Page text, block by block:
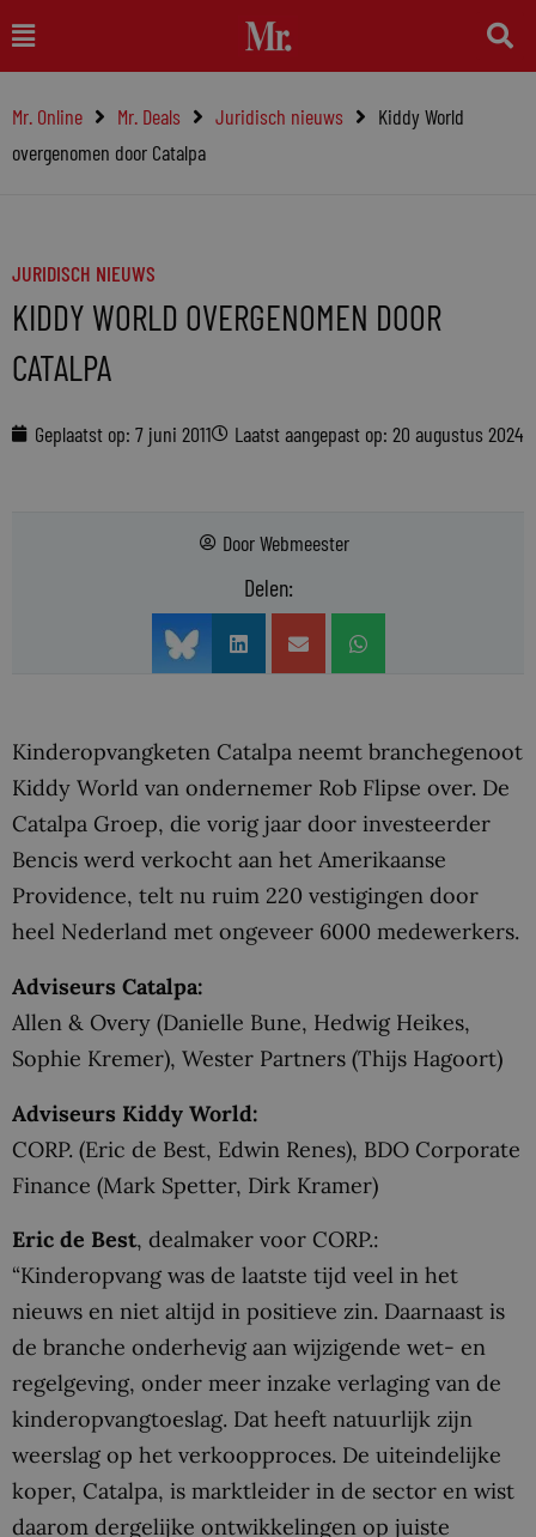
naar
inhoud
Main
Menu
Mr. Online Mr. Deals Juridisch nieuws
Kiddy World
overgenomen door Catalpa
JURIDISCH NIEUWS
KIDDY WORLD OVERGENOMEN DOOR
CATALPA
Geplaatst op: 7 juni 2011 Laatst aangepast op: 20 augustus 2024
DoorWebmeester
Delen:
Kinderopvangketen Catalpa neemt branchegenoot
Kiddy World van ondernemer Rob Flipse over. De
Catalpa Groep, die vorig jaar door investeerder
Bencis werd verkocht aan het Amerikaanse
Providence, telt nu ruim 220 vestigingen door
heel Nederland met ongeveer 6000 medewerkers.
Adviseurs Catalpa:
Allen & Overy (Danielle Bune, Hedwig Heikes,
Sophie Kremer), Wester Partners (Thijs Hagoort)
Adviseurs Kiddy World:
CORP. (Eric de Best, Edwin Renes), BDO Corporate
Finance (Mark Spetter, Dirk Kramer)
Eric de Best, dealmaker voor CORP.:
“Kinderopvang was de laatste tijd veel in het
nieuws en niet altijd in positieve zin. Daarnaast is
de branche onderhevig aan wijzigende wet- en
regelgeving, onder meer inzake verlaging van de
kinderopvangtoeslag. Dat heeft natuurlijk zijn
weerslag op het verkoopproces. De uiteindelijke
koper, Catalpa, is marktleider in de sector en wist
daarom dergelijke ontwikkelingen op juiste